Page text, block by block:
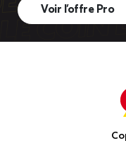
Voir l’offre Pro